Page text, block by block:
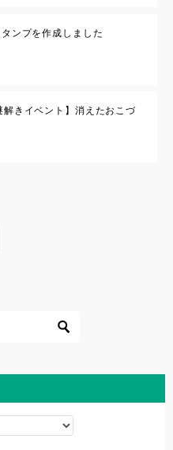
ンプを作成しました
解きイベント】消えたおこづ